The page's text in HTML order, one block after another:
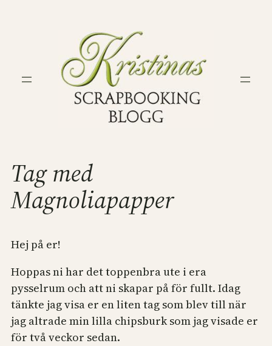
Tag med
Magnoliapapper
Hej på er!
Hoppas ni har det toppenbra ute i era
pysselrum och att ni skapar på för fullt. Idag
tänkte jag visa er en liten tag som blev till när
jag altrade min lilla chipsburk som jag visade er
för två veckor sedan.